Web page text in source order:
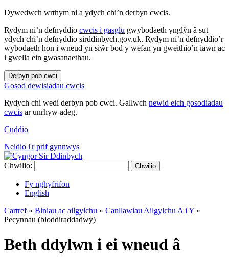
Dywedwch wrthym ni a ydych chi’n derbyn cwcis.
Rydym ni’n defnyddio cwcis i gasglu gwybodaeth ynglŷn â sut
ydych chi’n defnyddio sirddinbych.gov.uk. Rydym ni’n defnyddio’r
wybodaeth hon i wneud yn siŵr bod y wefan yn gweithio’n iawn ac
i gwella ein gwasanaethau.
Derbyn pob cwci
Gosod dewisiadau cwcis
Rydych chi wedi derbyn pob cwci. Gallwch newid eich gosodiadau
cwcis ar unrhyw adeg.
Cuddio
Neidio i'r prif gynnwys
Chwilio: Chwilio
Fy nghyfrifon
English
Cartref» Biniau ac ailgylchu » Canllawiau Ailgylchu A i Y »
Pecynnau (bioddiraddadwy)
Beth ddylwn i ei wneud â